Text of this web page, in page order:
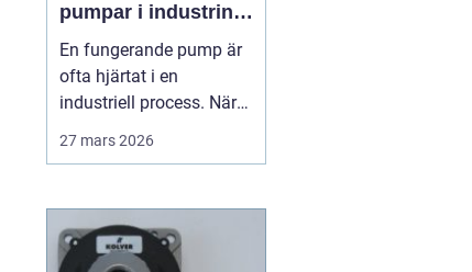
pumpar i industrin –
så undviks dyra
driftstopp
En fungerande pump är
ofta hjärtat i en
industriell process. När
professionell
Pumpservice- pumpar...
27 mars 2026